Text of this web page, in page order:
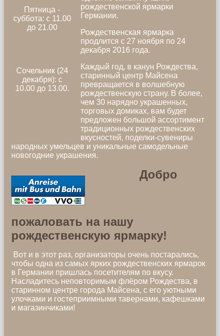
Пятница -
суббота: c 11.00
до 21.00
Сочельник (24
декабря): с
10.00 до 13.00.
рождественской ярмарки
Германии.
Рождественская ярмарка
продлится с 27 ноября по 24
декабря 2016 года.
Каждый год, в канун Рождества,
старинный центр Майсена
превращается в волшебную
рождественскую страну. В более,
чем 30 нарядно украшенных,
торговых домиках, вам будет
предложен большой ассортимент
традиционных рождественских
вкусностей, поделки-сувениры
народных умельцев и уникальные самодельные
новогодние украшения.
Добро
пожаловать на нашу
рождественскую ярмарку!
Вот и в этот раз, организаторы очень постарались,
чтобы одна из самых ярких рождественских ярмарок
в Германии пришлась посетителям по вкусу.
Hасладитесь неповторимым флёром Рождества, в
старинном центре города Майсена, с его уютными
улочками и гостеприимными тавернами, кафешками
и магазинчиками!